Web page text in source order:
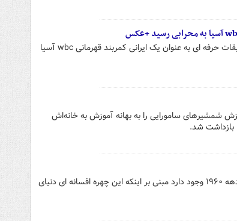
سجاد محرابی بوکسور سابق تیم ملی کشورمان، موفق شد در مسابقات حرفه ای به عنوان یک ایرانی کمربند قهرمانی wbc آسیا
شمشیرهای سامورایی را به بهانه آموزش به خانه‌اش
بازداشت شد.
علیرغم مهارت و توانایی بروس لی در کونگ فو، شایعات زیادی از دهه ۱۹۶۰ وجود دارد مبنی بر اینکه این چهره افسانه ای دنیای